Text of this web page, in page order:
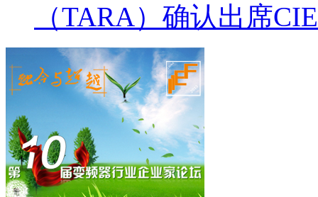
（TARA）确认出席